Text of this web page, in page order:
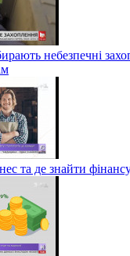
небезпечні
та де знайти